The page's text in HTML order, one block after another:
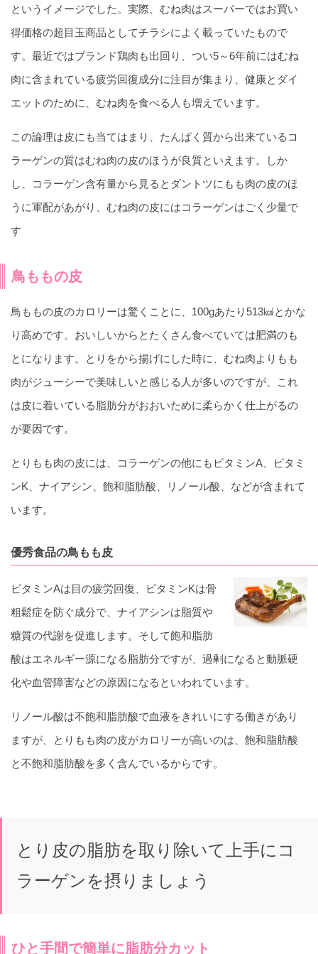
というイメージでした。実際、むね肉はスーパーではお買い
得価格の超目玉商品としてチラシによく載っていたもので
す。最近ではブランド鶏肉も出回り、つい5～6年前にはむね
肉に含まれている疲労回復成分に注目が集まり、健康とダイ
エットのために、むね肉を食べる人も増えています。
この論理は皮にも当てはまり、たんぱく質から出来ているコ
ラーゲンの質はむね肉の皮のほうが良質といえます。しか
し、コラーゲン含有量から見るとダントツにもも肉の皮のほ
うに軍配があがり、むね肉の皮にはコラーゲンはごく少量で
す
鳥ももの皮
鳥ももの皮のカロリーは驚くことに、100gあたり513㎉とかな
り高めです。おいしいからとたくさん食べていては肥満のも
とになります。とりをから揚げにした時に、むね肉よりもも
肉がジューシーで美味しいと感じる人が多いのですが、これ
は皮に着いている脂肪分がおおいために柔らかく仕上がるの
が要因です。
とりもも肉の皮には、コラーゲンの他にもビタミンA、ビタミ
ンK、ナイアシン、飽和脂肪酸、リノール酸、などが含まれて
います。
優秀食品の鳥もも皮
ビタミンAは目の疲労回復、ビタミンKは骨
粗鬆症を防ぐ成分で、ナイアシンは脂質や
糖質の代謝を促進します。そして飽和脂肪
酸はエネルギー源になる脂肪分ですが、過剰になると動脈硬
化や血管障害などの原因になるといわれています。
リノール酸は不飽和脂肪酸で血液をきれいにする働きがあり
ますが、とりもも肉の皮がカロリーが高いのは、飽和脂肪酸
と不飽和脂肪酸を多く含んでいるからです。
とり皮の脂肪を取り除いて上手にコ
ラーゲンを摂りましょう
ひと手間で簡単に脂肪分カット